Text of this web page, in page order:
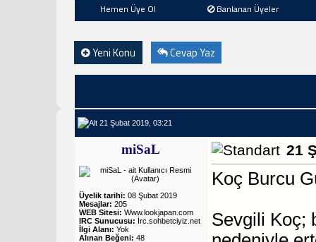
Hemen Üye Ol Banlanan Üyeler
Yeni Konu Cevap Yaz
21 Şubat 2019, 03:21
miSaL
Üyelik tarihi: 08 Şubat 2019
Mesajlar: 205
WEB Sitesi: Www.lookjapan.com
IRC Sunucusu: İrc.sohbetciyiz.net
İlgi Alanı: Yok
Alınan Beğeni: 48
21
Koç Burcu
Sevgili Koç;